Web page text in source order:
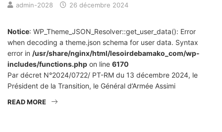
admin-2028 26 décembre 2024
Notice: WP_Theme_JSON_Resolver::get_user_data(): Error
when decoding a theme.json schema for user data. Syntax
error in /usr/share/nginx/html/lesoirdebamako_com/wp-
includes/functions.php on line 6170
Par décret N°2024/0722/ PT-RM du 13 décembre 2024, le
Président de la Transition, le Général d’Armée Assimi
READ MORE